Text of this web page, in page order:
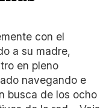
con el
a su madre,
en pleno
navegando e
busca de los ocho